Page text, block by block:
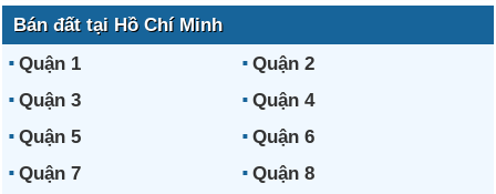
Bán đất tại Hồ Chí Minh
Quận 1
Quận 2
Quận 3
Quận 4
Quận 5
Quận 6
Quận 7
Quận 8